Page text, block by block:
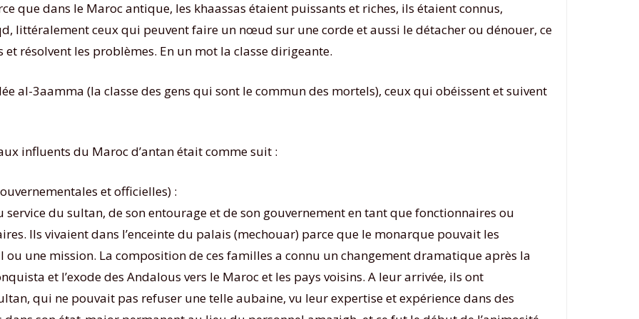
que dans le Maroc antique, les khaassas étaient puissants et riches, ils étaient connus,
littéralement ceux qui peuvent faire un nœud sur une corde et aussi le détacher ou dénouer, ce
résolvent les problèmes. En un mot la classe dirigeante.
al-3aamma (la classe des gens qui sont le commun des mortels), ceux qui obéissent et suivent
influents du Maroc d’antan était comme suit :
et officielles) :
du sultan, de son entourage et de son gouvernement en tant que fonctionnaires ou
Ils vivaient dans l’enceinte du palais (mechouar) parce que le monarque pouvait les
une mission. La composition de ces familles a connu un changement dramatique après la
et l’exode des Andalous vers le Maroc et les pays voisins. A leur arrivée, ils ont
qui ne pouvait pas refuser une telle aubaine, vu leur expertise et expérience dans des